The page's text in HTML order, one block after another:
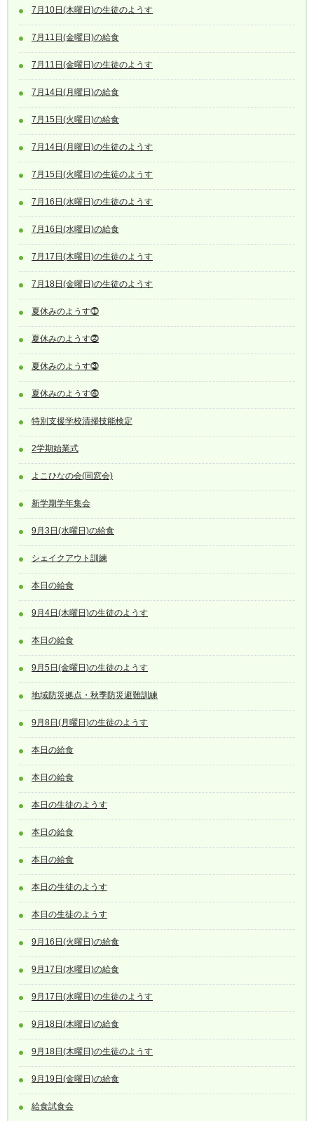
7月10日(木曜日)の生徒のようす
7月11日(金曜日)の給食
7月11日(金曜日)の生徒のようす
7月14日(月曜日)の給食
7月15日(火曜日)の給食
7月14日(月曜日)の生徒のようす
7月15日(火曜日)の生徒のようす
7月16日(水曜日)の生徒のようす
7月16日(水曜日)の給食
7月17日(木曜日)の生徒のようす
7月18日(金曜日)の生徒のようす
夏休みのようす⓵
夏休みのようす⓶
夏休みのようす⓷
夏休みのようす⓸
特別支援学校清掃技能検定
2学期始業式
よこひなの会(同窓会)
新学期学年集会
9月3日(水曜日)の給食
シェイクアウト訓練
本日の給食
9月4日(木曜日)の生徒のようす
本日の給食
9月5日(金曜日)の生徒のようす
地域防災拠点・秋季防災避難訓練
9月8日(月曜日)の生徒のようす
本日の給食
本日の給食
本日の生徒のようす
本日の給食
本日の給食
本日の生徒のようす
本日の生徒のようす
9月16日(火曜日)の給食
9月17日(水曜日)の給食
9月17日(水曜日)の生徒のようす
9月18日(木曜日)の給食
9月18日(木曜日)の生徒のようす
9月19日(金曜日)の給食
給食試食会